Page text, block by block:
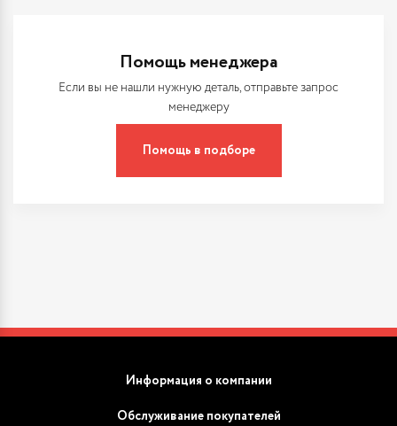
Помощь менеджера
Если вы не нашли нужную деталь, отправьте запрос
менеджеру
Помощь в подборе
Информация о компании
Обслуживание покупателей